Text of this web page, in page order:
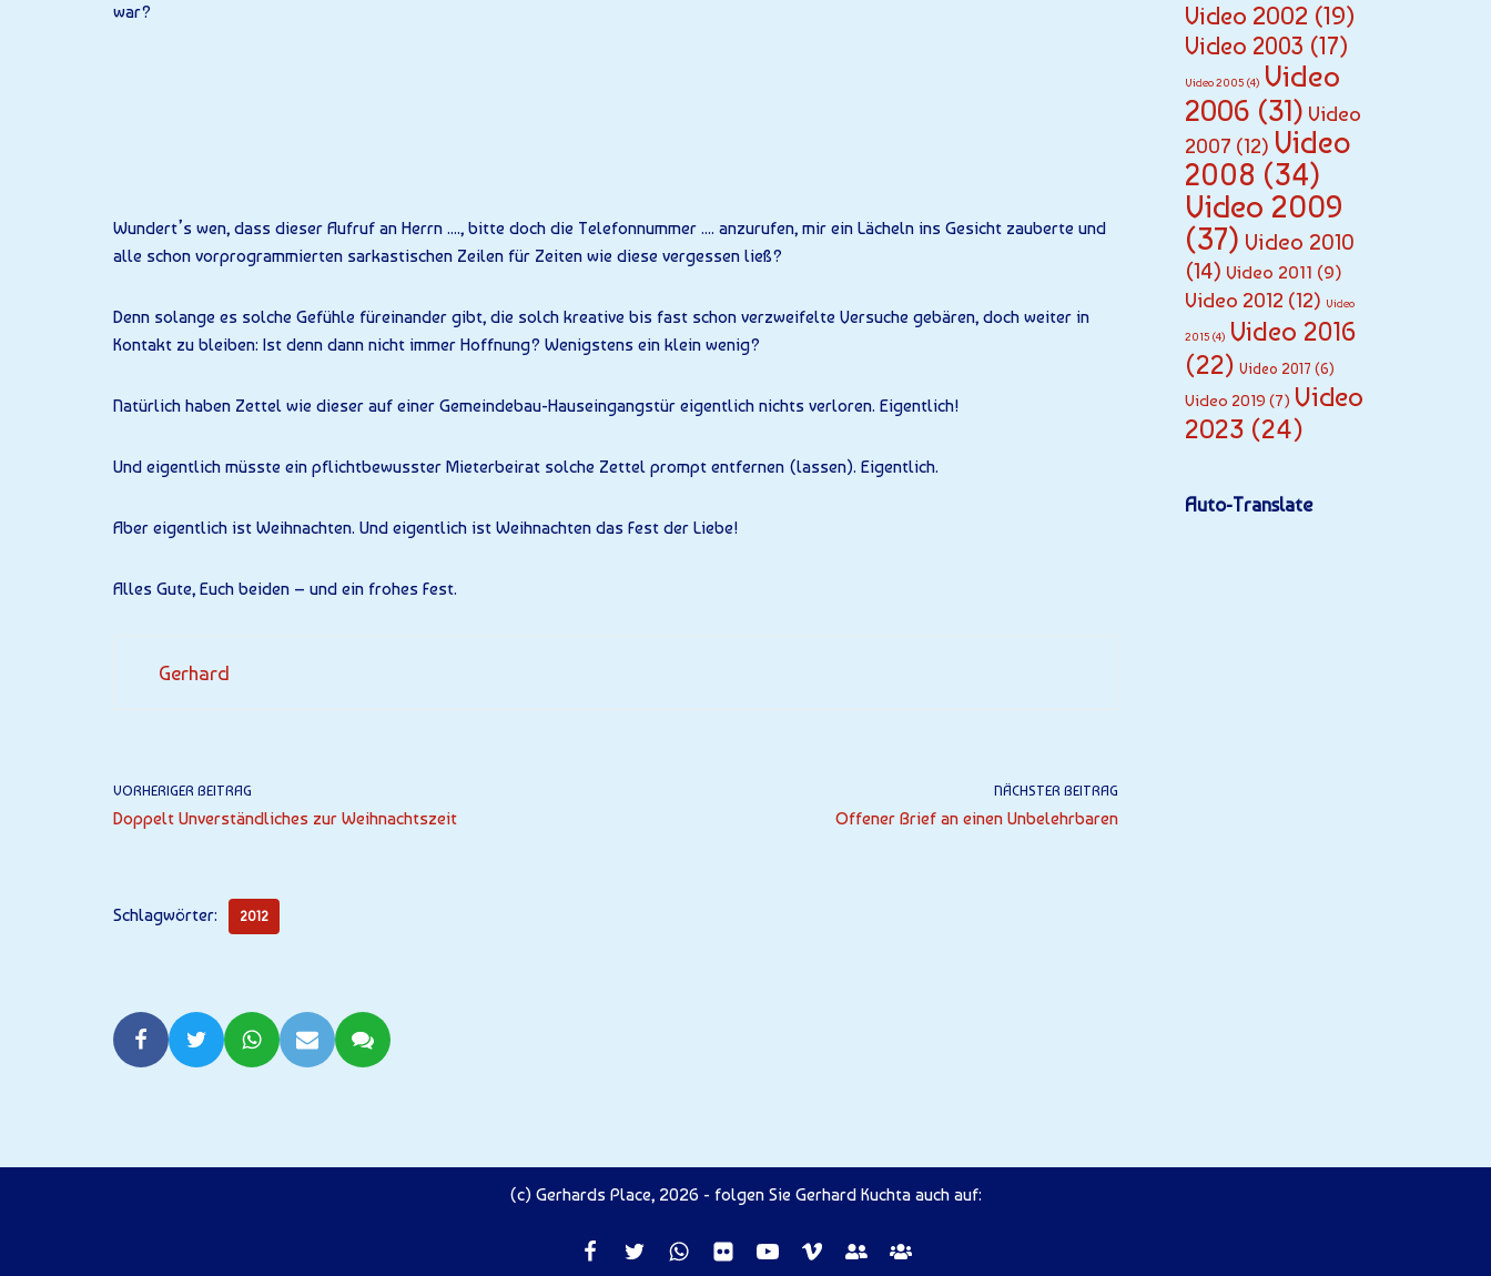
war?
Wundert’s wen, dass dieser Aufruf an Herrn ...., bitte doch die Telefonnummer .... anzurufen, mir ein Lächeln ins Gesicht zauberte und
alle schon vorprogrammierten sarkastischen Zeilen für Zeiten wie diese vergessen ließ?
Denn solange es solche Gefühle füreinander gibt, die solch kreative bis fast schon verzweifelte Versuche gebären, doch weiter in
Kontakt zu bleiben: Ist denn dann nicht immer Hoffnung? Wenigstens ein klein wenig?
Natürlich haben Zettel wie dieser auf einer Gemeindebau-Hauseingangstür eigentlich nichts verloren. Eigentlich!
Und eigentlich müsste ein pflichtbewusster Mieterbeirat solche Zettel prompt entfernen (lassen). Eigentlich.
Aber eigentlich ist Weihnachten. Und eigentlich ist Weihnachten das Fest der Liebe!
Alles Gute, Euch beiden – und ein frohes Fest.
Gerhard
VORHERIGER BEITRAG
Doppelt Unverständliches zur Weihnachtszeit
NÄCHSTER BEITRAG
Offener Brief an einen Unbelehrbaren
Schlagwörter: 2012
Video 2002 (19)
Video 2003 (17)
Video 2005 (4) Video
2006 (31) Video
2007 (12) Video
2008 (34)
Video 2009
(37) Video 2010
(14) Video 2011 (9)
Video 2012 (12) Video
2015 (4) Video 2016
(22) Video 2017 (6)
Video 2019 (7) Video
2023 (24)
Auto-Translate
(c) Gerhards Place, 2026 - folgen Sie Gerhard Kuchta auch auf: